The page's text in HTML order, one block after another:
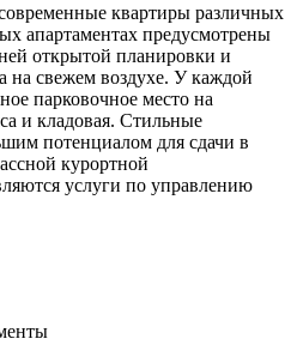
квартиры различных
апартаментах предусмотрены
открытой планировки и
на свежем воздухе. У каждой
парковочное место на
и кладовая. Стильные
потенциалом для сдачи в
курортной
услуги по управлению